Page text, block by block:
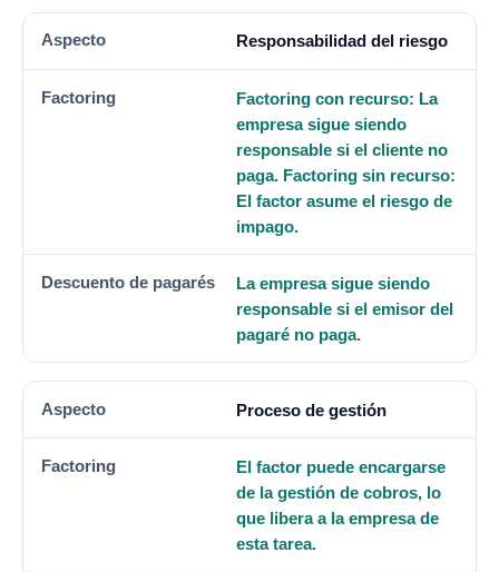
Responsabilidad del riesgo
Factoring con recurso: La
empresa sigue siendo
responsable si el cliente no
paga. Factoring sin recurso:
El factor asume el riesgo de
impago.
La empresa sigue siendo
responsable si el emisor del
pagaré no paga.
Proceso de gestión
El factor puede encargarse
de la gestión de cobros, lo
que libera a la empresa de
esta tarea.